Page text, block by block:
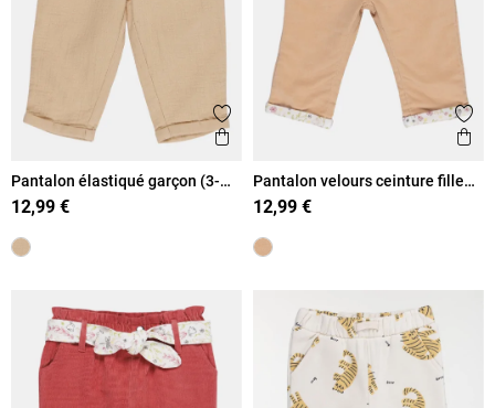
Ajouter aux favoris
Aperçu rapide
Pantalon élastiqué garçon (3-
36M)
12,99 €
Pantalon velours ceinture fille
(3-36M)
12,99 €